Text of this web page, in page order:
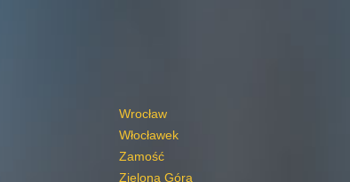
Wrocław
Włocławek
Zamość
Zielona Góra